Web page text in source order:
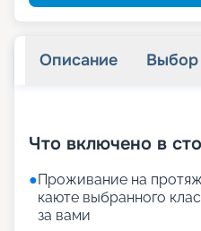
Описание
Что включено в
●Проживание на
каюте выбранного
за вами